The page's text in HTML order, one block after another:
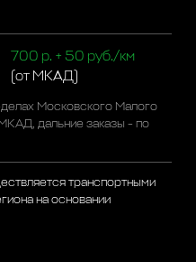
700 р. + 50 руб./км
(от МКАД)
Московского Малого
дальние заказы - по
транспортными
на основании